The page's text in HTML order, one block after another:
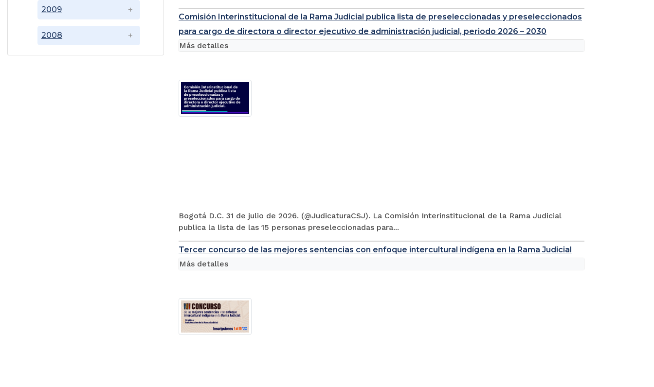
2008
2009
Comisión Interinstitucional de la Rama Judicial publica lista de preseleccionadas y preseleccionados
para cargo de directora o director ejecutivo de administración judicial, periodo 2026 – 2030
Bogotá D.C. 31 de julio de 2026. (@JudicaturaCSJ). La Comisión Interinstitucional de la Rama Judicial
publica la lista de las 15 personas preseleccionadas para...
Más detalles
Tercer concurso de las mejores sentencias con enfoque intercultural indígena en la Rama Judicial
Más detalles